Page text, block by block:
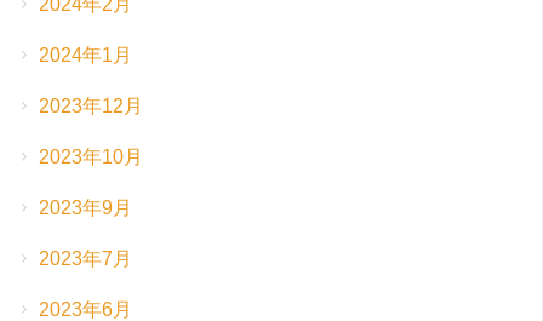
2024年1月
2023年12月
2023年10月
2023年9月
2023年7月
2023年6月